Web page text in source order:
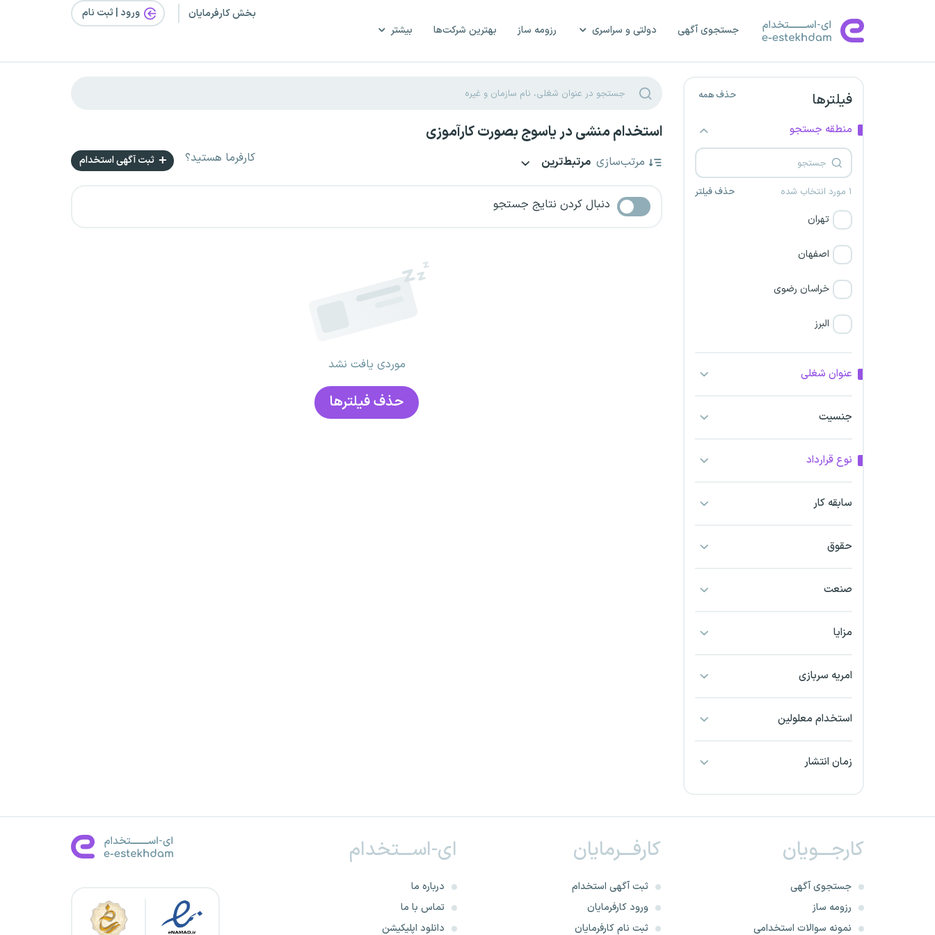
جستجوی آگهی دولتی و سراسری رزومه ساز بهترین شرکت‌ها بیشتر
بخش کارفرمایان ورود | ثبت‌ نام
فیلترها حذف همه
منطقه جستجو
۱ مورد انتخاب شده حذف فیلتر
تهران
اصفهان
خراسان رضوی
البرز
اراک
اردبیل
بندرعباس
خراسان شمالی
خرم آباد
خوزستان
عنوان شغلی
جنسیت
نوع قرارداد
سابقه کار
حقوق
صنعت
مزایا
امریه سربازی
استخدام معلولین
زمان انتشار
استخدام منشی در یاسوج بصورت کارآموزی
مرتب‌سازی مرتبط‌ترین کارفرما هستید؟ ثبت آگهی استخدام
دنبال کردن نتایج جستجو
موردی یافت نشد
حذف فیلتر‌ها
کارجـــویان
جستجوی آگهی
رزومه ساز
نمونه سوالات استخدامی
کارفـــرمایان
ثبت آگهی استخدام
ورود کارفرمایان
ثبت نام کارفرمایان
ای-اســـتخدام
درباره ما
تماس با ما
دانلود اپلیکیشن